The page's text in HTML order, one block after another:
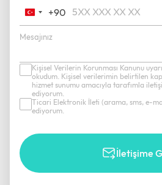
Turkey
+90
+90
Kişisel Verilerin Korunması Kanunu
okudum. Kişisel verilerimin belirtilen
hizmet sunumu amacıyla tarafımla
ediyorum.
Ticari Elektronik İleti (arama, sms, e-
ediyorum.
İletişime